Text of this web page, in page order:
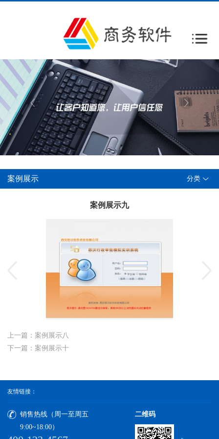
案例展示 分类
案例展示九
上一篇：案例展示八
下一篇：案例展示十
友情链接：
二维码
销售热线（周一至周五
9:00~18:00）